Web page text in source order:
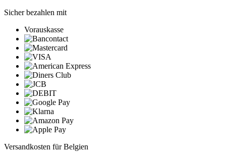
Sicher bezahlen mit
Vorauskasse
Versandkosten für Belgien